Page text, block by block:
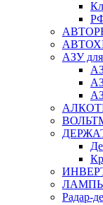
АЗУ
ЛАМПЫ
Радар-